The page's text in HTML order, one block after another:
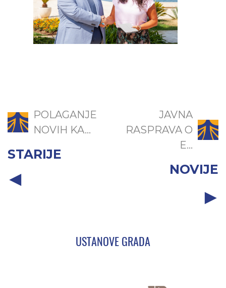
POLAGANJE
NOVIH KA...
STARIJE
JAVNA
RASPRAVA O
E...
NOVIJE
USTANOVE GRADA